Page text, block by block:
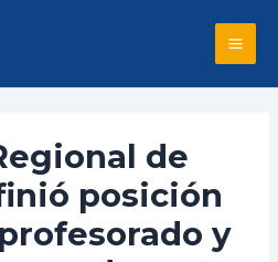
de
posición
y